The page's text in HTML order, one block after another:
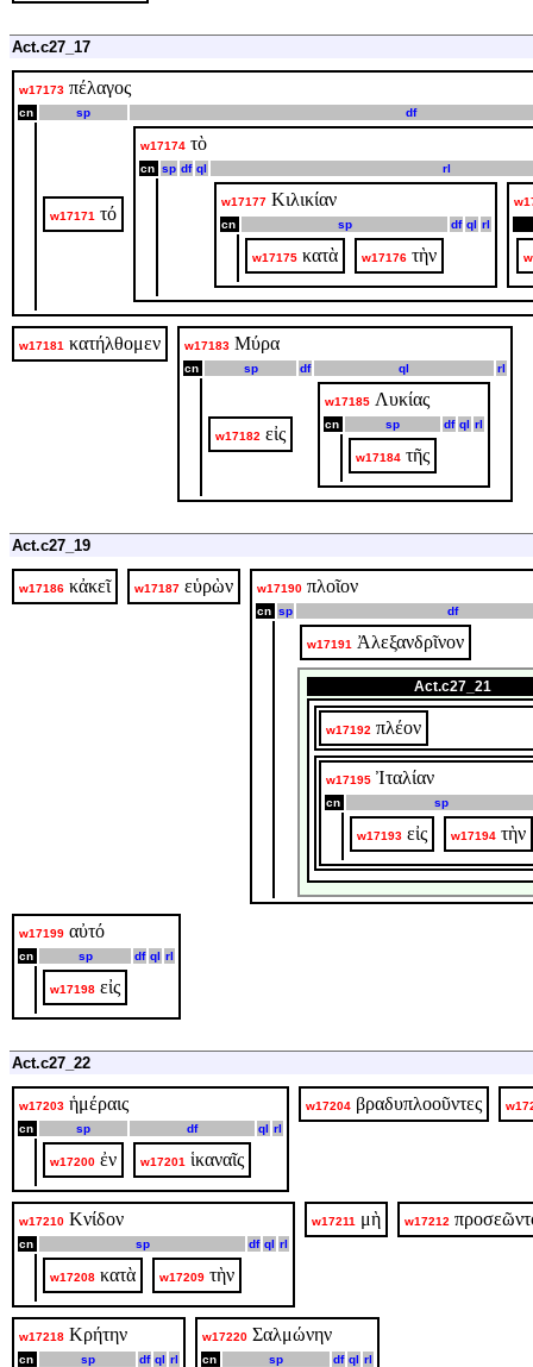
Act.c27_17
w17173 πέλαγος
cn sp df
w17171 τό
w17174 τὸ
cn sp df ql rl
w17177 Κιλικίαν
cn sp df ql rl
w17175 κατὰ w17176 τὴν
w17181 κατήλθομεν w17183 Μύρα
cn sp df ql rl
w17182 εἰς
w17185 Λυκίας
cn sp df ql rl
w17184 τῆς
Act.c27_19
w17186 κἀκεῖ w17187 εὑρὼν w17190 πλοῖον
cn sp df
w17191 Ἀλεξανδρῖνον
Act.c27_21
w17192 πλέον
w17195 Ἰταλίαν
cn sp
w17193 εἰς w17194 τὴν
w17199 αὐτό
cn sp df ql rl
w17198 εἰς
Act.c27_22
w17203 ἡμέραις
cn sp df ql rl
w17200 ἐν w17201 ἱκαναῖς
w17204 βραδυπλοοῦντες
w17210 Κνίδον
cn sp df ql rl
w17208 κατὰ w17209 τὴν
w17211 μὴ w17212
w17218 Κρήτην
cn sp df ql rl
w17220 Σαλμώνην
cn sp df ql rl